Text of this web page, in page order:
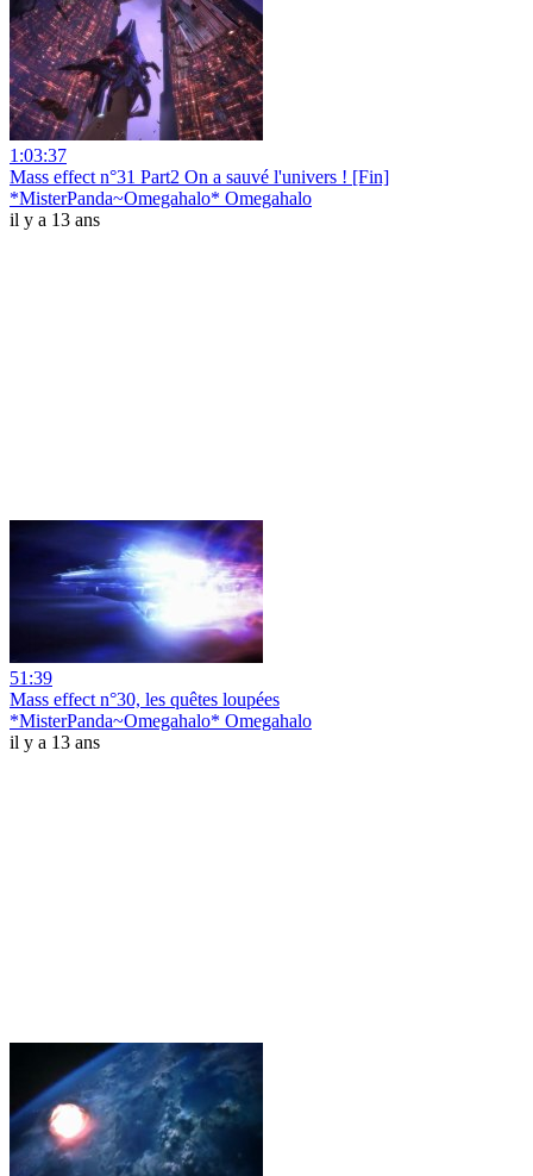
1:03:37
Mass effect n°31 Part2 On a sauvé l'univers ! [Fin]
*MisterPanda~Omegahalo* Omegahalo
il y a 13 ans
51:39
Mass effect n°30, les quêtes loupées
*MisterPanda~Omegahalo* Omegahalo
il y a 13 ans